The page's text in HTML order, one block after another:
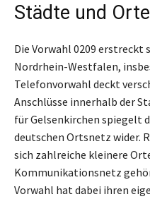
Städte und
Die Vorwahl 0209 erstreckt
Nordrhein-Westfalen,
Telefonvorwahl deckt
Anschlüsse innerhalb der
für Gelsenkirchen spiegelt
deutschen Ortsnetz wider.
sich zahlreiche kleinere
Kommunikationsnetz
Vorwahl hat dabei ihren